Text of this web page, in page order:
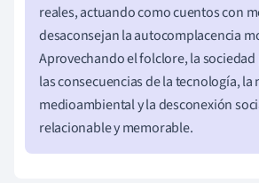
reales, actuando como cuentos con
desaconsejan la autocomplacencia
Aprovechando el folclore, la
las consecuencias de la tecnología, la
medioambiental y la desconexión
relacionable y memorable.